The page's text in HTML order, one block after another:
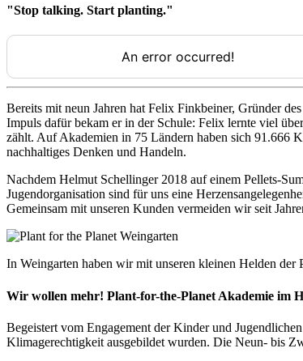
"Stop talking. Start planting."
Bereits mit neun Jahren hat Felix Finkbeiner, Gründer
Impuls dafür bekam er in der Schule: Felix lernte viel
zählt. Auf Akademien in 75 Ländern haben sich 91.666
nachhaltiges Denken und Handeln.
Nachdem Helmut Schellinger 2018 auf einem Pellets-
Jugendorganisation sind für uns eine
Gemeinsam mit unseren Kunden vermeiden wir seit
In Weingarten haben wir mit unseren kleinen Helden
Wir wollen mehr! Plant-for-the-Planet Akademie im
Begeistert vom Engagement der Kinder und
Klimagerechtigkeit ausgebildet wurden. Die Neun- bis